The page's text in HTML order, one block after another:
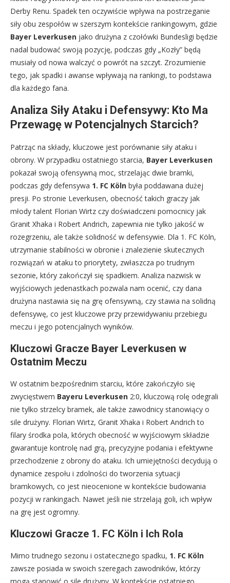
Derby Renu. Spadek ten oczywiście wpływa na postrzeganie
siły obu zespołów w szerszym kontekście rankingowym, gdzie
Bayer Leverkusen jako drużyna z czołówki Bundesligi będzie
nadal budować swoją pozycję, podczas gdy „Kozły” będą
musiały od nowa walczyć o powrót na szczyt. Zrozumienie
tego, jak spadki i awanse wpływają na rankingi, to podstawa
dla każdego fana.
Analiza Siły Ataku i Defensywy: Kto Ma
Przewagę w Potencjalnych Starcich?
Patrząc na składy, kluczowe jest porównanie siły ataku i
obrony. W przypadku ostatniego starcia, Bayer Leverkusen
pokazał swoją ofensywną moc, strzelając dwie bramki,
podczas gdy defensywa 1. FC Köln była poddawana dużej
presji. Po stronie Leverkusen, obecność takich graczy jak
młody talent Florian Wirtz czy doświadczeni pomocnicy jak
Granit Xhaka i Robert Andrich, zapewnia nie tylko jakość w
rozegrzeniu, ale także solidność w defensywie. Dla 1. FC Köln,
utrzymanie stabilności w obronie i znalezienie skutecznych
rozwiązań w ataku to priorytety, zwłaszcza po trudnym
sezonie, który zakończył się spadkiem. Analiza nazwisk w
wyjściowych jedenastkach pozwala nam ocenić, czy dana
drużyna nastawia się na grę ofensywną, czy stawia na solidną
defensywę, co jest kluczowe przy przewidywaniu przebiegu
meczu i jego potencjalnych wyników.
Kluczowi Gracze Bayer Leverkusen w
Ostatnim Meczu
W ostatnim bezpośrednim starciu, które zakończyło się
zwycięstwem Bayeru Leverkusen 2:0, kluczową rolę odegrali
nie tylko strzelcy bramek, ale także zawodnicy stanowiący o
sile drużyny. Florian Wirtz, Granit Xhaka i Robert Andrich to
filary środka pola, których obecność w wyjściowym składzie
gwarantuje kontrolę nad grą, precyzyjne podania i efektywne
przechodzenie z obrony do ataku. Ich umiejętności decydują o
dynamice zespołu i zdolności do tworzenia sytuacji
bramkowych, co jest nieocenione w kontekście budowania
pozycji w rankingach. Nawet jeśli nie strzelają goli, ich wpływ
na grę jest ogromny.
Kluczowi Gracze 1. FC Köln i Ich Rola
Mimo trudnego sezonu i ostatecznego spadku, 1. FC Köln
zawsze posiada w swoich szeregach zawodników, którzy
mogą stanowić o sile drużyny. W kontekście ostatniego